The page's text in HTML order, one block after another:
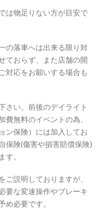
は物足りない方が目安で
の落車へは出来る限り対
ておらず、また店舗の開
対応をお願いする場合も
さい。前後のデイライト
費無料のイベントの為、
ン保険）には加入してお
保険(傷害や損害賠償保険)
す。
ご説明しておりますが、
要な変速操作やブレーキ
め必要です。